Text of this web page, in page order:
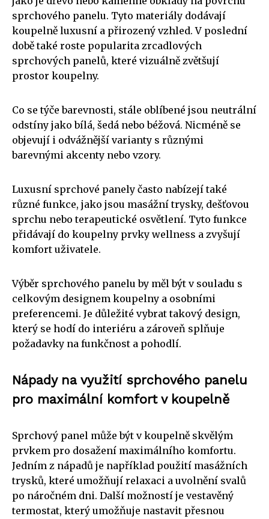
sprchového panelu. Tyto materiály dodávají
koupelně luxusní a přirozený vzhled. V poslední
době také roste popularita zrcadlových
sprchových panelů, které vizuálně zvětšují
prostor koupelny.
Co se týče barevnosti, stále oblíbené jsou neutrální
odstíny jako bílá, šedá nebo béžová. Nicméně se
objevují i odvážnější varianty s různými
barevnými akcenty nebo vzory.
Luxusní sprchové panely často nabízejí také
různé funkce, jako jsou masážní trysky, dešťovou
sprchu nebo terapeutické osvětlení. Tyto funkce
přidávají do koupelny prvky wellness a zvyšují
komfort uživatele.
Výběr sprchového panelu by měl být v souladu s
celkovým designem koupelny a osobními
preferencemi. Je důležité vybrat takový design,
který se hodí do interiéru a zároveň splňuje
požadavky na funkčnost a pohodlí.
Nápady na využití sprchového panelu
pro maximální komfort v koupelně
Sprchový panel může být v koupelně skvělým
prvkem pro dosažení maximálního komfortu.
Jedním z nápadů je například použití masážních
trysků, které umožňují relaxaci a uvolnění svalů
po náročném dni. Další možností je vestavěný
termostat, který umožňuje nastavit přesnou